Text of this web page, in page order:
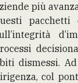
più
dismessi.
col